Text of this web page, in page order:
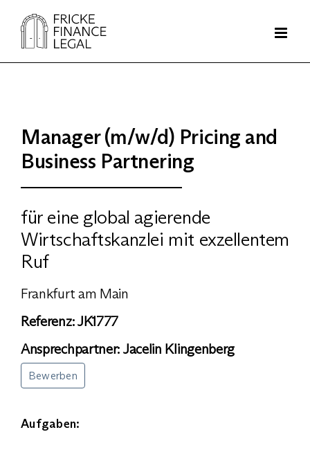
Inhalt
springen
Manager (m/w/d) Pricing and
Business Partnering
für eine global agierende
Wirtschaftskanzlei mit exzellentem
Ruf
Frankfurt am Main
Referenz: JK1777
Ansprechpartner: Jacelin Klingenberg
Bewerben
Aufgaben: